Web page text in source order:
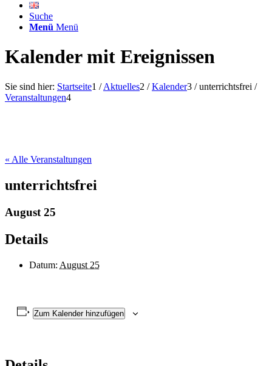
Suche
Menü Menü
Kalender mit Ereignissen
Sie sind hier: Startseite1 / Aktuelles2 / Kalender3 / unterrichtsfrei /
Veranstaltungen4
« Alle Veranstaltungen
unterrichtsfrei
August 25
Details
Datum: August 25
Zum Kalender hinzufügen